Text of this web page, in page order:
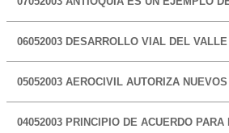
06052003 DESARROLLO VIAL DEL
05052003 AEROCIVIL AUTORIZA
04052003 PRINCIPIO DE ACUERDO